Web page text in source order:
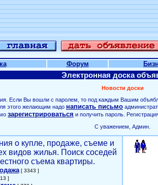
Форум
Электронная доска
Новости доски
Если Вы вошли с паролем, то под каждым Вашим
этого желающим надо написать письмо
зарегистрироваться и получить пароль.
С уважением, Админ.
о купле, продаже, съеме и
видов жилья. Поиск соседей
съема квартиры.
[ 3343 ]
]